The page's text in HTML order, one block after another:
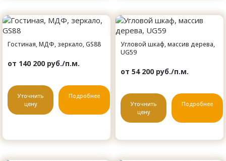
Гостиная, МДФ, зеркало, GS88
от 140 200 руб./п.м.
Уточнить
цену
Подробнее
Угловой шкаф, массив дерева,
UG59
от 54 200 руб./п.м.
Уточнить
цену
Подробнее